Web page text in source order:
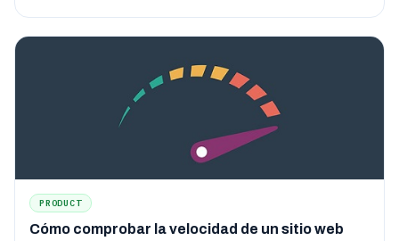
PRODUCT
Cómo comprobar la velocidad de un sitio web